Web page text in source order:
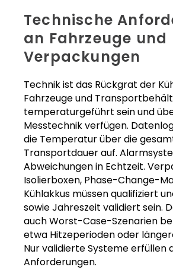
Technische
an Fahrzeuge und
Verpackungen
Technik ist das Rückgrat der
Fahrzeuge und
temperaturgeführt sein und
Messtechnik verfügen.
die Temperatur über die
Transportdauer auf.
Abweichungen in Echtzeit.
Isolierboxen, Phase-Change-
Kühlakkus müssen qualifiziert
sowie Jahreszeit validiert sein.
auch Worst-Case-Szenarien
etwa Hitzeperioden oder
Nur validierte Systeme erfüllen
Anforderungen.